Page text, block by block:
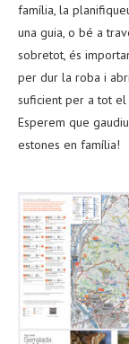
família, la
una guia, o bé a
sobretot, és
per dur la roba i
suficient per a tot
Esperem que
estones en família!